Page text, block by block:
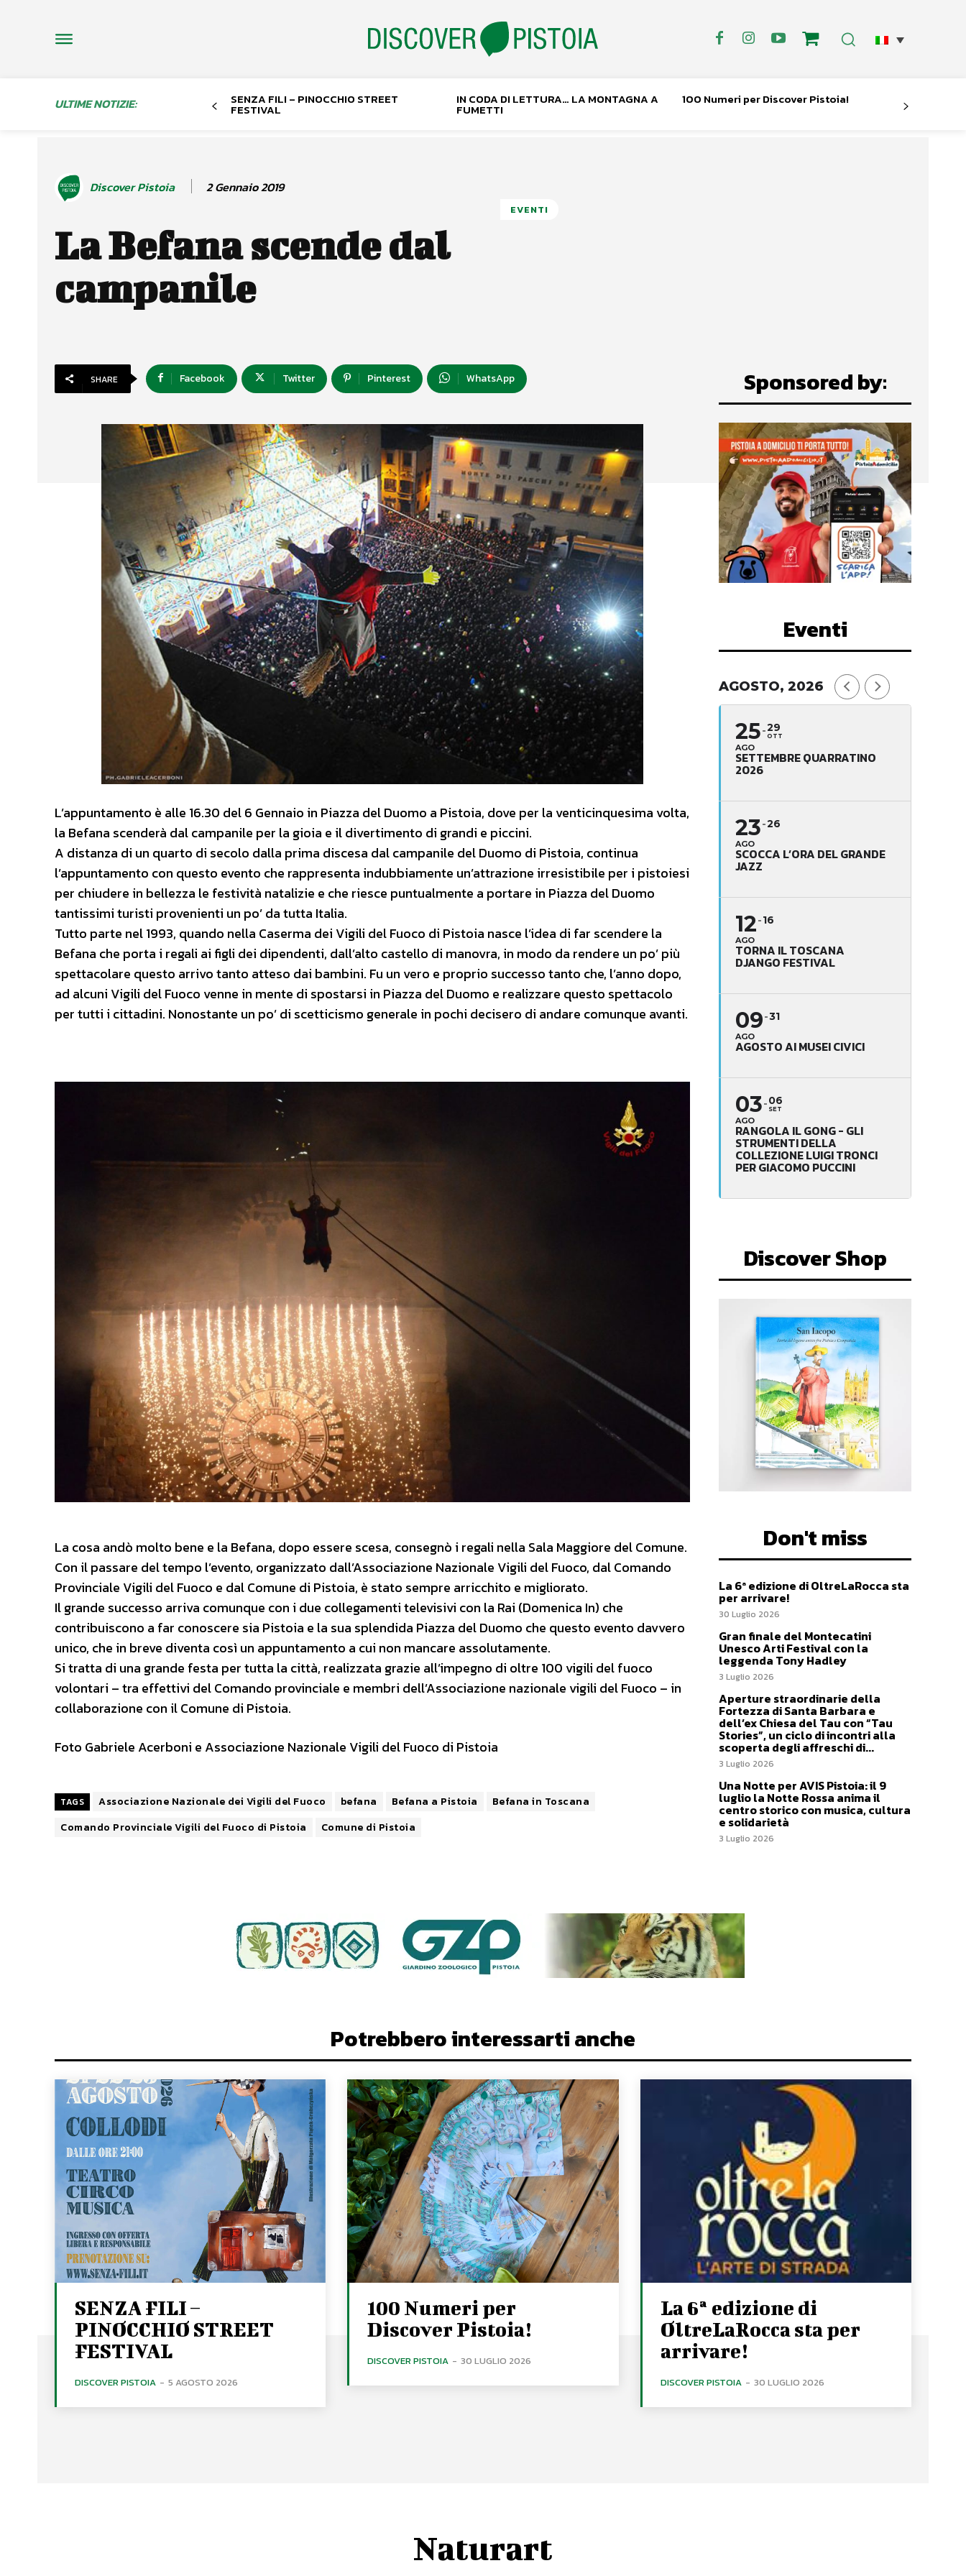
ULTIME NOTIZIE: SENZA FILI – PINOCCHIO STREET
FESTIVAL
IN CODA DI LETTURA… LA MONTAGNA A
FUMETTI
100 Numeri per Discover Pistoia!
Discover Pistoia 2 Gennaio 2019
La Befana scende dal
campanile
EVENTI
SHARE Facebook Twitter Pinterest WhatsApp
L’appuntamento è alle 16.30 del 6 Gennaio in Piazza del Duomo a Pistoia, dove per la venticinquesima volta,
la Befana scenderà dal campanile per la gioia e il divertimento di grandi e piccini.
A distanza di un quarto di secolo dalla prima discesa dal campanile del Duomo di Pistoia, continua
l’appuntamento con questo evento che rappresenta indubbiamente un’attrazione irresistibile per i pistoiesi
per chiudere in bellezza le festività natalizie e che riesce puntualmente a portare in Piazza del Duomo
tantissimi turisti provenienti un po’ da tutta Italia.
Tutto parte nel 1993, quando nella Caserma dei Vigili del Fuoco di Pistoia nasce l’idea di far scendere la
Befana che porta i regali ai figli dei dipendenti, dall’alto castello di manovra, in modo da rendere un po’ più
spettacolare questo arrivo tanto atteso dai bambini. Fu un vero e proprio successo tanto che, l’anno dopo,
ad alcuni Vigili del Fuoco venne in mente di spostarsi in Piazza del Duomo e realizzare questo spettacolo
per tutti i cittadini. Nonostante un po’ di scetticismo generale in pochi decisero di andare comunque avanti.
La cosa andò molto bene e la Befana, dopo essere scesa, consegnò i regali nella Sala Maggiore del Comune.
Con il passare del tempo l’evento, organizzato dall’Associazione Nazionale Vigili del Fuoco, dal Comando
Provinciale Vigili del Fuoco e dal Comune di Pistoia, è stato sempre arricchito e migliorato.
Il grande successo arriva comunque con i due collegamenti televisivi con la Rai (Domenica In) che
contribuiscono a far conoscere sia Pistoia e la sua splendida Piazza del Duomo che questo evento davvero
unico, che in breve diventa così un appuntamento a cui non mancare assolutamente.
Si tratta di una grande festa per tutta la città, realizzata grazie all’impegno di oltre 100 vigili del fuoco
volontari – tra effettivi del Comando provinciale e membri dell’Associazione nazionale vigili del Fuoco – in
collaborazione con il Comune di Pistoia.
Foto Gabriele Acerboni e Associazione Nazionale Vigili del Fuoco di Pistoia
TAGS Associazione Nazionale dei Vigili del Fuoco befana Befana a Pistoia
Befana in Toscana
Comando Provinciale Vigili del Fuoco di Pistoia
Comune di Pistoia
Sponsored by:
Eventi
AGOSTO, 2026
25
AGO
29
OTT
SETTEMBRE QUARRATINO
2026
23
AGO
26
SCOCCA L’ORA DEL GRANDE
JAZZ
12
AGO
16
TORNA IL TOSCANA
DJANGO FESTIVAL
09
AGO
31
AGOSTO AI MUSEI CIVICI
03
AGO
06
SET
RANGOLA IL GONG - GLI
STRUMENTI DELLA
COLLEZIONE LUIGI TRONCI
PER GIACOMO PUCCINI
Discover Shop
Don't miss
La 6ª edizione di OltreLaRocca sta
per arrivare!
30 Luglio 2026
Gran finale del Montecatini
Unesco Arti Festival con la
leggenda Tony Hadley
3 Luglio 2026
Aperture straordinarie della
Fortezza di Santa Barbara e
dell’ex Chiesa del Tau con “Tau
Stories”, un ciclo di incontri alla
scoperta degli affreschi di...
3 Luglio 2026
Una Notte per AVIS Pistoia: il 9
luglio la Notte Rossa anima il
centro storico con musica, cultura
e solidarietà
3 Luglio 2026
Potrebbero interessarti anche
SENZA FILI –
PINOCCHIO STREET
FESTIVAL
DISCOVER PISTOIA - 5 AGOSTO 2026
100 Numeri per
Discover Pistoia!
DISCOVER PISTOIA - 30 LUGLIO 2026
La 6ª edizione di
OltreLaRocca sta per
arrivare!
DISCOVER PISTOIA - 30 LUGLIO 2026
Naturart